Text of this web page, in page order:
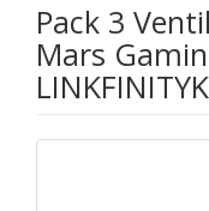
Pack 3
Mars